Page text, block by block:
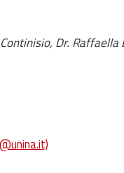
Dr. Raffaella